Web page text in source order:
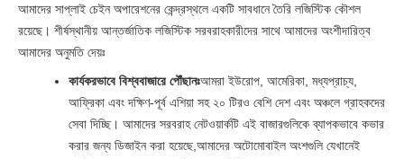
আমাদের সাপ্লাই চেইন অপারেশনের কেন্দ্রস্থলে একটি সাবধানে তৈরি লজিস্টিক কৌশল
রয়েছে। শীর্ষস্থানীয় আন্তর্জাতিক লজিস্টিক সরবরাহকারীদের সাথে আমাদের অংশীদারিত্ব
আমাদের অনুমতি দেয়ঃ
কার্যকরভাবে বিশ্ববাজারে পৌঁছানঃআমরা ইউরোপ, আমেরিকা, মধ্যপ্রাচ্য,
আফ্রিকা এবং দক্ষিণ-পূর্ব এশিয়া সহ ২০ টিরও বেশি দেশ এবং অঞ্চলে গ্রাহকদের
সেবা দিচ্ছি। আমাদের সরবরাহ নেটওয়ার্কটি এই বাজারগুলিকে ব্যাপকভাবে কভার
করার জন্য ডিজাইন করা হয়েছে,আমাদের অটোমোবাইল অংশগুলি যেখানেই